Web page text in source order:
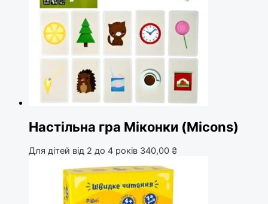
Настільна гра Міконки (Micons)
Для дітей від 2 до 4 років 340,00 ₴